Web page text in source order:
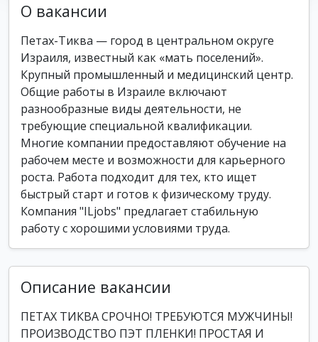
О вакансии
Петах-Тиква — город в центральном округе
Израиля, известный как «мать поселений».
Крупный промышленный и медицинский центр.
Общие работы в Израиле включают
разнообразные виды деятельности, не
требующие специальной квалификации.
Многие компании предоставляют обучение на
рабочем месте и возможности для карьерного
роста. Работа подходит для тех, кто ищет
быстрый старт и готов к физическому труду.
Компания "ILjobs" предлагает стабильную
работу с хорошими условиями труда.
Описание вакансии
ПЕТАХ ТИКВА СРОЧНО! ТРЕБУЮТСЯ МУЖЧИНЫ!
ПРОИЗВОДСТВО ПЭТ ПЛЕНКИ! ПРОСТАЯ И